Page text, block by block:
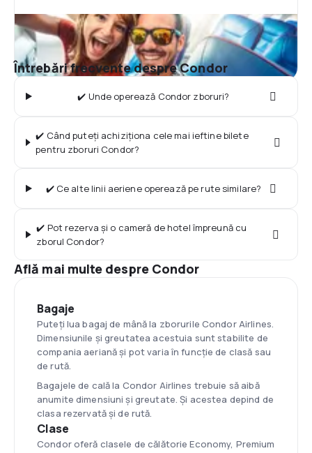
Întrebări frecvente despre Condor
✔️ Unde operează Condor zboruri?
✔️ Când puteți achiziționa cele mai ieftine bilete
pentru zboruri Condor?
✔️ Ce alte linii aeriene operează pe rute similare?
✔️ Pot rezerva și o cameră de hotel împreună cu
zborul Condor?
Află mai multe despre Condor
Bagaje
Puteți lua bagaj de mână la zborurile Condor Airlines.
Dimensiunile și greutatea acestuia sunt stabilite de
compania aeriană și pot varia în funcție de clasă sau
de rută.
Bagajele de cală la Condor Airlines trebuie să aibă
anumite dimensiuni și greutate. Și acestea depind de
clasa rezervată și de rută.
Clase
Condor oferă clasele de călătorie Economy, Premium